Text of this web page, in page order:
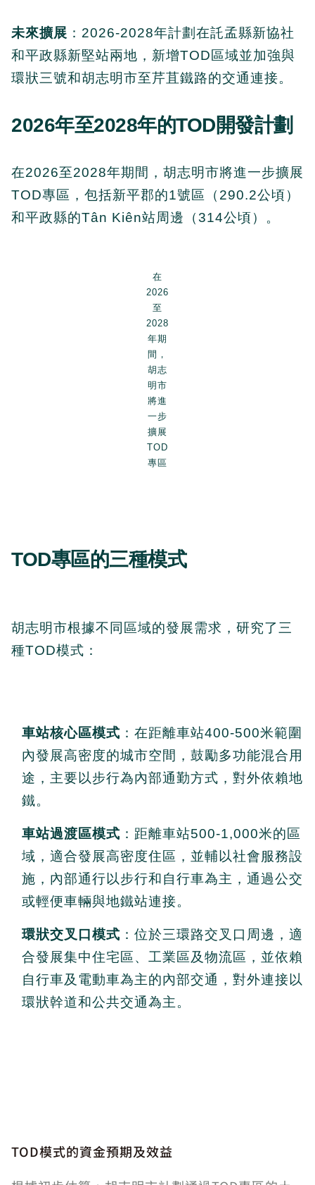
未來擴展 ：2026-2028年計劃在託孟縣新協社
和平政縣新堅站兩地，新增TOD區域並加強與
環狀三號和胡志明市至芹苴鐵路的交通連接。
2026年至2028年的TOD開發計劃
在2026至2028年期間，胡志明市將進一步擴展
TOD專區，包括新平郡的1號區（290.2公頃）
和平政縣的Tân Kiên站周邊（314公頃）。
在
2026
至
2028
年期
間，
胡志
明市
將進
一步
擴展
TOD
專區
TOD專區的三種模式
胡志明市根據不同區域的發展需求，研究了三
種TOD模式：
車站核心區模式 ：在距離車站400-500米範圍
內發展高密度的城市空間，鼓勵多功能混合用
途，主要以步行為內部通勤方式，對外依賴地
鐵。
車站過渡區模式 ：距離車站500-1,000米的區
域，適合發展高密度住區，並輔以社會服務設
施，內部通行以步行和自行車為主，通過公交
或輕便車輛與地鐵站連接。
環狀交叉口模式 ：位於三環路交叉口周邊，適
合發展集中住宅區、工業區及物流區，並依賴
自行車及電動車為主的內部交通，對外連接以
環狀幹道和公共交通為主。
TOD模式的資金預期及效益